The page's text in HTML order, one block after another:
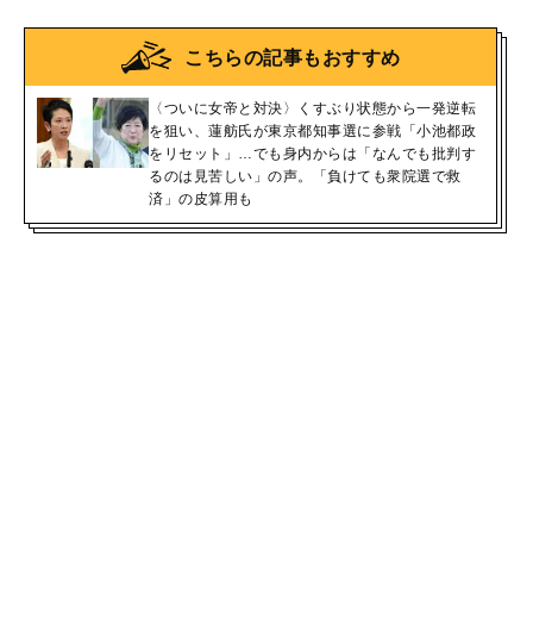
こちらの記事もおすすめ
〈ついに女帝と対決〉くすぶり状態から一発逆転
を狙い、蓮舫氏が東京都知事選に参戦「小池都政
をリセット」…でも身内からは「なんでも批判す
るのは見苦しい」の声。「負けても衆院選で救
済」の皮算用も